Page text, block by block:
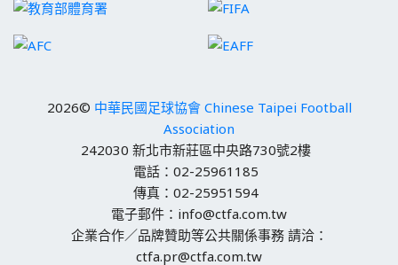
2026© 中華民國足球協會 Chinese Taipei Football
Association
242030 新北市新莊區中央路730號2樓
電話：02-25961185
傳真：02-25951594
電子郵件：info@ctfa.com.tw
企業合作／品牌贊助等公共關係事務 請洽：
ctfa.pr@ctfa.com.tw